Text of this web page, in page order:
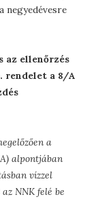
negyedévesre
az ellenőrzés
rendelet a 8/A
a
alpontjában
vízzel
NNK felé be